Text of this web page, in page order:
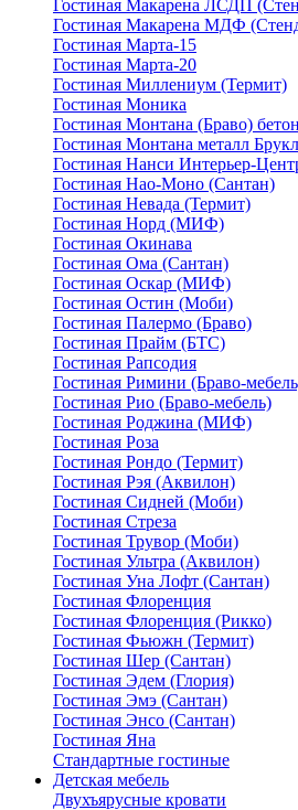
Гостиная Макарена ЛСДП
Гостиная Макарена МДФ
Гостиная Марта-15
Гостиная Марта-20
Гостиная Миллениум (Термит)
Гостиная Моника
Гостиная Монтана (Браво)
Гостиная Монтана металл
Гостиная Нанси Интерьер-
Гостиная Нао-Моно (Сантан)
Гостиная Невада (Термит)
Гостиная Норд (МИФ)
Гостиная Окинава
Гостиная Ома (Сантан)
Гостиная Оскар (МИФ)
Гостиная Остин (Моби)
Гостиная Палермо (Браво)
Гостиная Прайм (БТС)
Гостиная Рапсодия
Гостиная Римини (Браво-
Гостиная Рио (Браво-мебель)
Гостиная Роджина (МИФ)
Гостиная Роза
Гостиная Рондо (Термит)
Гостиная Рэя (Аквилон)
Гостиная Сидней (Моби)
Гостиная Стреза
Гостиная Трувор (Моби)
Гостиная Ультра (Аквилон)
Гостиная Уна Лофт (Сантан)
Гостиная Флоренция
Гостиная Флоренция (Рикко)
Гостиная Фьюжн (Термит)
Гостиная Шер (Сантан)
Гостиная Эдем (Глория)
Гостиная Эмэ (Сантан)
Гостиная Энсо (Сантан)
Гостиная Яна
Стандартные гостиные
Детская мебель
Двухъярусные кровати